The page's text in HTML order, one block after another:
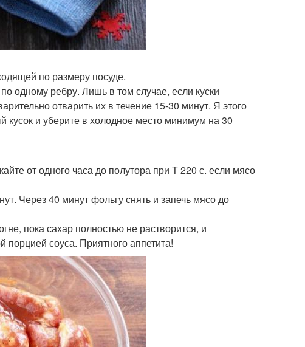
по размеру посуде.
одному ребру. Лишь в том случае, если куски
отварить их в течение 15-30 минут. Я этого
и уберите в холодное место минимум на 30
от одного часа до полутора при Т 220 с. если мясо
Через 40 минут фольгу снять и запечь мясо до
пока сахар полностью не растворится, и
порцией соуса. Приятного аппетита!